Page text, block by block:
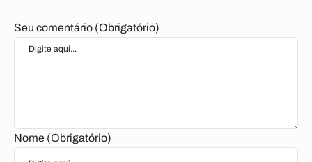
Seu comentário (Obrigatório)
Nome (Obrigatório)